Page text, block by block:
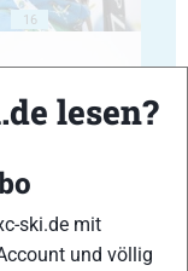
16
18
lesen?
ski.de mit
und völlig